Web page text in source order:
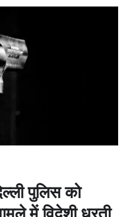
पुलिस को